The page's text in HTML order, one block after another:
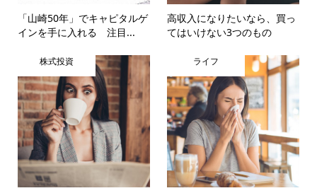
「山崎50年」でキャピタルゲ
インを手に入れる 注目...
高収入になりたいなら、買っ
てはいけない3つのもの
株式投資 ライフ